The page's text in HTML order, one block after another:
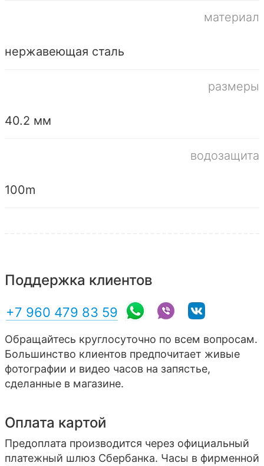
материал
нержавеющая сталь
размеры
40.2 мм
водозащита
100m
Поддержка клиентов
+7 960 479 83 59
Обращайтесь круглосуточно по всем вопросам.
Большинство клиентов предпочитает живые
фотографии и видео часов на запястье,
сделанные в магазине.
Оплата картой
Предоплата производится через официальный
платежный шлюз Сбербанка. Часы в фирменной